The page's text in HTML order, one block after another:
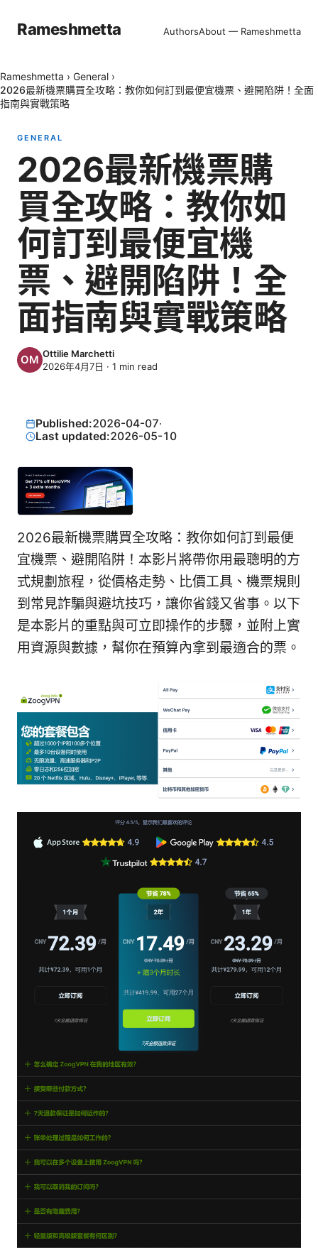
Rameshmetta AuthorsAbout — Rameshmetta
Rameshmetta › General ›
2026最新機票購買全攻略：教你如何訂到最便宜機票、避開陷阱！全面
指南與實戰策略
GENERAL
2026最新機票購
買全攻略：教你如
何訂到最便宜機
票、避開陷阱！全
面指南與實戰策略
Ottilie Marchetti
2026年4月7日 · 1 min read
Published:2026-04-07·
Last updated:2026-05-10
2026最新機票購買全攻略：教你如何訂到最便
宜機票、避開陷阱！本影片將帶你用最聰明的方
式規劃旅程，從價格走勢、比價工具、機票規則
到常見詐騙與避坑技巧，讓你省錢又省事。以下
是本影片的重點與可立即操作的步驟，並附上實
用資源與數據，幫你在預算內拿到最適合的票。